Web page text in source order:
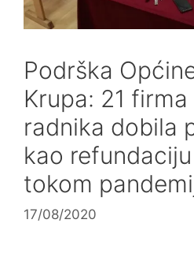
Podrška
Krupa: 21
radnika dobila
kao
tokom
17/08/2020